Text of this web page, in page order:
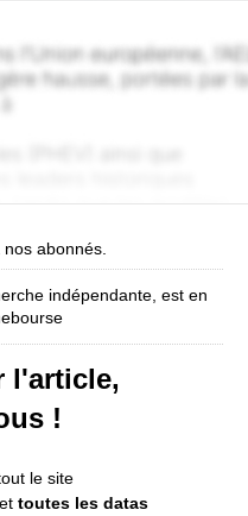
abonnés.
indépendante, est en
l'article,
!
le site
ettoutes les datas